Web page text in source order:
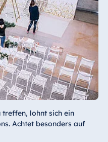
treffen, lohnt sich ein
Achtet besonders auf